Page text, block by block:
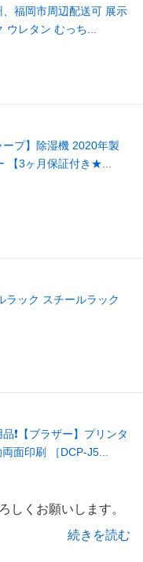
福岡市周辺配送可 展示
ウレタン むっち...
プ】除湿機 2020年製
【3ヶ月保証付き★...
ラック スチールラック
❗️【ブラザー】プリンタ
面印刷 ［DCP-J5...
しくお願いします。
続きを読む